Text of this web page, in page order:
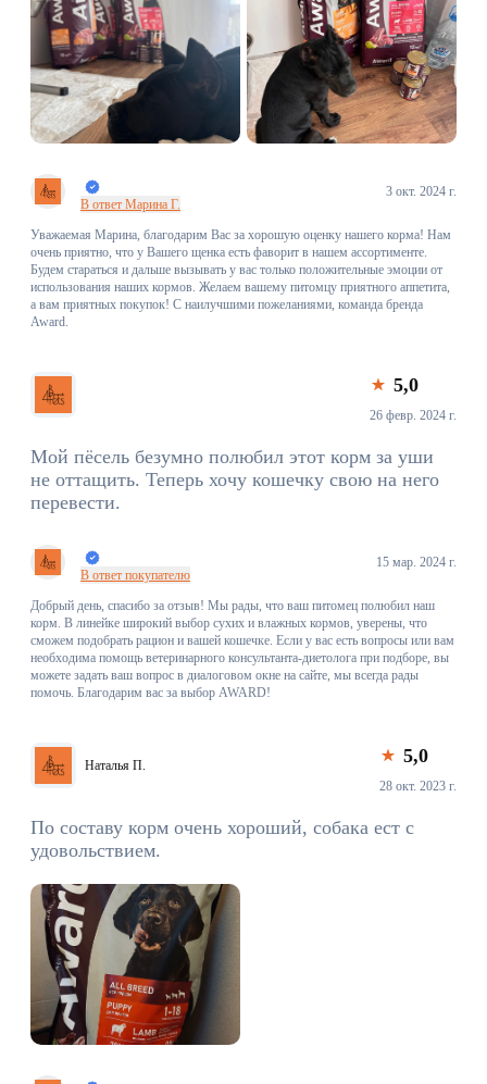
В ответ Марина Г.
3 окт. 2024 г.
Уважаемая Марина, благодарим Вас за хорошую оценку нашего корма! Нам
очень приятно, что у Вашего щенка есть фаворит в нашем ассортименте.
Будем стараться и дальше вызывать у вас только положительные эмоции от
использования наших кормов. Желаем вашему питомцу приятного аппетита,
а вам приятных покупок! С наилучшими пожеланиями, команда бренда
Award.
5,0
26 февр. 2024 г.
Мой пёсель безумно полюбил этот корм за уши
не оттащить. Теперь хочу кошечку свою на него
перевести.
В ответ покупателю
15 мар. 2024 г.
Добрый день, спасибо за отзыв! Мы рады, что ваш питомец полюбил наш
корм. В линейке широкий выбор сухих и влажных кормов, уверены, что
сможем подобрать рацион и вашей кошечке. Если у вас есть вопросы или вам
необходима помощь ветеринарного консультанта-диетолога при подборе, вы
можете задать ваш вопрос в диалоговом окне на сайте, мы всегда рады
помочь. Благодарим вас за выбор AWARD!
Наталья П. 5,0
28 окт. 2023 г.
По составу корм очень хороший, собака ест с
удовольствием.